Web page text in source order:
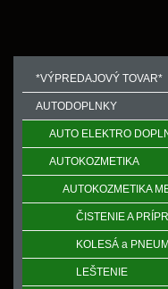
*VÝPREDAJOVÝ TOVAR*
AUTODOPLNKY
AUTO ELEKTRO
AUTOKOZMETIKA
AUTOKOZMETIKA
ČISTENIE A
KOLESÁ a
LEŠTENIE